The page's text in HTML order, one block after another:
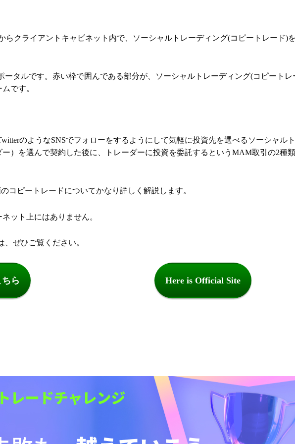
らクライアントキャビネット内で、ソーシャルトレーディング(コピートレード)
ータルです。赤い枠で囲んである部分が、ソーシャルトレーディング(コピートレ
です。
のようなSNSでフォローをするようにして気軽に投資先を選べるソーシャル
）を選んで契約した後に、トレーダーに投資を委託するというMAM取引の2種
コピートレードについてかなり詳しく解説します。
ット上にはありません。
ぜひご覧ください。
ら Here is Official Site